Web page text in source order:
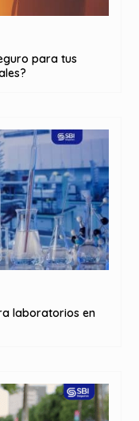
para tus
laboratorios en